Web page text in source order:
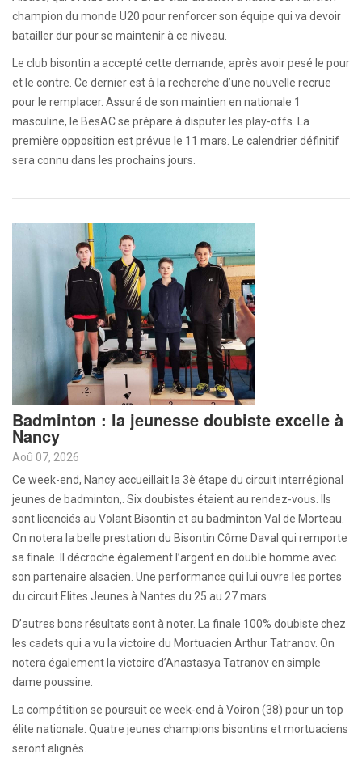
champion du monde U20 pour renforcer son équipe qui va devoir
batailler dur pour se maintenir à ce niveau.
Le club bisontin a accepté cette demande, après avoir pesé le pour
et le contre. Ce dernier est à la recherche d’une nouvelle recrue
pour le remplacer. Assuré de son maintien en nationale 1
masculine, le BesAC se prépare à disputer les play-offs. La
première opposition est prévue le 11 mars. Le calendrier définitif
sera connu dans les prochains jours.
Badminton : la jeunesse doubiste excelle à
Nancy
Aoû 07, 2026
Ce week-end, Nancy accueillait la 3è étape du circuit interrégional
jeunes de badminton,. Six doubistes étaient au rendez-vous. Ils
sont licenciés au Volant Bisontin et au badminton Val de Morteau.
On notera la belle prestation du Bisontin Côme Daval qui remporte
sa finale. Il décroche également l’argent en double homme avec
son partenaire alsacien. Une performance qui lui ouvre les portes
du circuit Elites Jeunes à Nantes du 25 au 27 mars.
D’autres bons résultats sont à noter. La finale 100% doubiste chez
les cadets qui a vu la victoire du Mortuacien Arthur Tatranov. On
notera également la victoire d’Anastasya Tatranov en simple
dame poussine.
La compétition se poursuit ce week-end à Voiron (38) pour un top
élite nationale. Quatre jeunes champions bisontins et mortuaciens
seront alignés.